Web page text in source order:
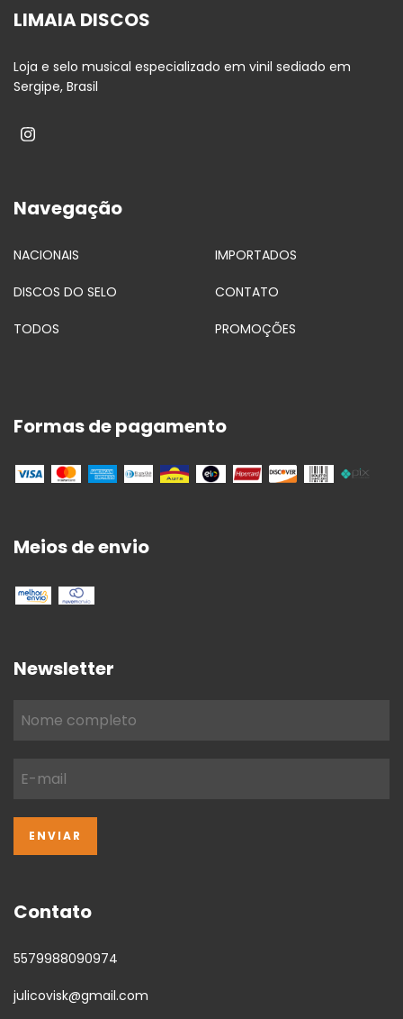
LIMAIA DISCOS
Loja e selo musical especializado em vinil sediado em
Sergipe, Brasil
Navegação
NACIONAIS IMPORTADOS
DISCOS DO SELO CONTATO
TODOS PROMOÇÕES
Formas de pagamento
Meios de envio
Newsletter
Contato
5579988090974
julicovisk@gmail.com